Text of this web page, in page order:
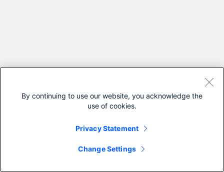
By continuing to use our website, you acknowledge the
use of cookies.
Privacy Statement
Change Settings